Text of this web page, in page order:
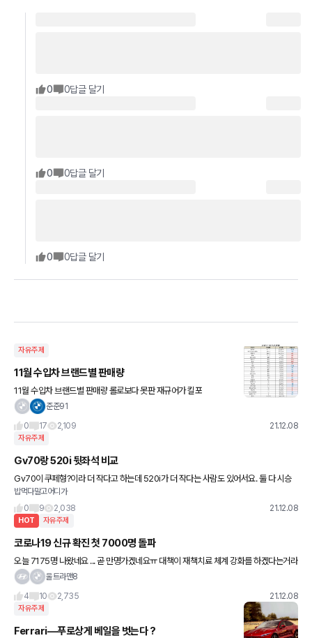
0 0답글 달기
0 0답글 달기
0 0답글 달기
자유주제
11월 수입차 브랜드별 판매량
11월 수입차 브랜드별 판매량 롤로보다 못판 재규어가 킬포
준준91
0
17 2,109 21.12.08
자유주제
Gv70랑 520i 뒷좌석 비교
Gv70이 쿠페형?이라 더 작다고 하는데 520i가 더 작다는 사람도 있어서요. 둘 다 시승
해보신 분 의견 듣고 싶습니다~ ※직접 가서 보고 싶은데 gv70은 바로 팔려서 전시해놓
을 차가 없다네요
밥먹다말고어디가
0
9 2,038 21.12.08
HOT 자유주제
코로나19 신규 확진 첫 7000명 돌파
오늘 7175명 나왔네요 ... 곧 만명가겠네요ㅠ 대책이 재책치료 체계 강화를 하겠다는거라
니 ㅠㅠ
울트라맨8
4
10 2,735 21.12.08
자유주제
Ferrari—푸로상게 베일을 벗는다 ?